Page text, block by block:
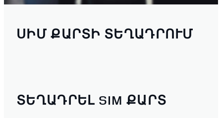
ՍԻՄ ՔԱՐՏԻ ՏԵՂԱԴՐՈՒՄ
ՏԵՂԱԴՐԵԼ SIM ՔԱՐՏ